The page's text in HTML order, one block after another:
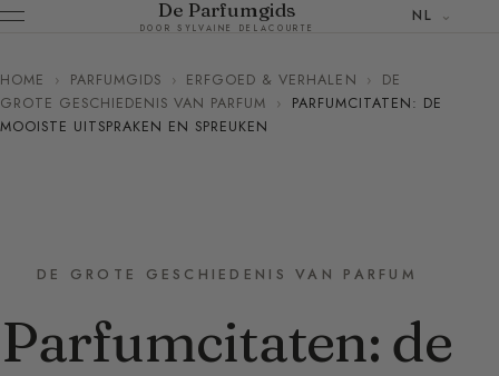
De Parfumgids
DOOR SYLVAINE DELACOURTE
NL
HOME › PARFUMGIDS › ERFGOED & VERHALEN ›
DE
GROTE GESCHIEDENIS VAN PARFUM
›
PARFUMCITATEN: DE
MOOISTE UITSPRAKEN EN SPREUKEN
DE GROTE GESCHIEDENIS VAN PARFUM
Parfumcitaten: de